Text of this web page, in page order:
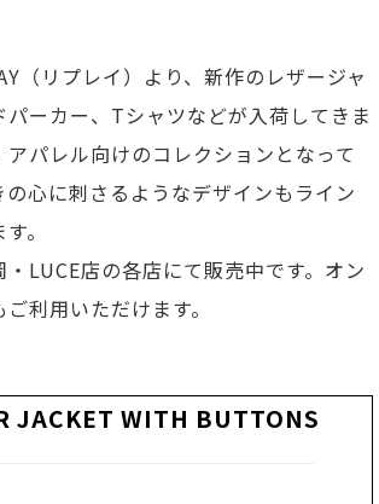
（リプレイ）より、新作のレザージャ
パーカー、Tシャツなどが入荷してきま
アパレル向けのコレクションとなって
心に刺さるようなデザインもライン
。
LUCE店の各店にて販売中です。オン
利用いただけます。
JACKET WITH BUTTONS